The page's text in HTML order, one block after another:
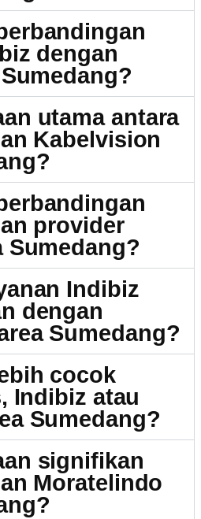
dengan
utama antara
Kabelvision
provider
Sumedang?
Indibiz
dengan
Sumedang?
cocok
Indibiz atau
Sumedang?
signifikan
Moratelindo